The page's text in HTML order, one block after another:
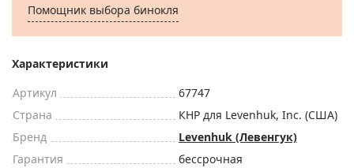
Помощник выбора бинокля
Характеристики
Артикул
67747
Страна
КНР для Levenhuk, Inc. (США)
Бренд
Levenhuk (Левенгук)
Гарантия
бессрочная